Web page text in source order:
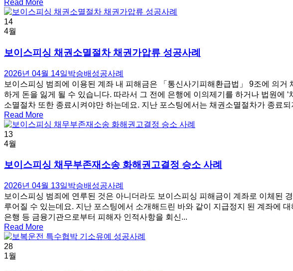
Read More
14
4월
보이스피싱 채권소멸절차 채권가압류 성공사례
2026년 04월 14일박승배 성공사례
보이스피싱 범죄에 이용된 계좌 내 피해금은 「통신사기피해환급법」 9조에 의
하게 돈을 잃게 될 수 있습니다. 따라서 그 전에 은행에 이의제기를 하거나 법원에
소멸절차 또한 종료시켜야만 하는데요. 지난 포스팅에서는 채권소멸절차가 종료
Read More
13
4월
보이스피싱 채무부존재소송 화해권고결정 승소 사례
2026년 04월 13일박승배 성공사례
보이스피싱 범죄에 연루된 것은 아니더라도 보이스피싱 피해금이 계좌로 이체된
루어질 수 있는데요. 지난 포스팅에서 소개해드린 바와 같이 지급정지 된 계좌에
은행 등 금융기관으로부터 피해자 인적사항을 회신...
Read More
28
1월